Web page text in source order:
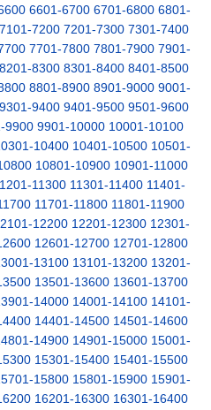
6601-6700 6701-6800 6801-
7101-7200 7201-7300 7301-7400
7701-7800 7801-7900 7901-
8201-8300 8301-8400 8401-8500
8801-8900 8901-9000 9001-
9301-9400 9401-9500 9501-9600
9900 9901-10000 10001-10100
10400 10401-10500 10501-
10801-10900 10901-11000
11300 11301-11400 11401-
11701-11800 11801-11900
12200 12201-12300 12301-
12601-12700 12701-12800
13100 13101-13200 13201-
13501-13600 13601-13700
14000 14001-14100 14101-
14401-14500 14501-14600
14900 14901-15000 15001-
15301-15400 15401-15500
15800 15801-15900 15901-
16201-16300 16301-16400